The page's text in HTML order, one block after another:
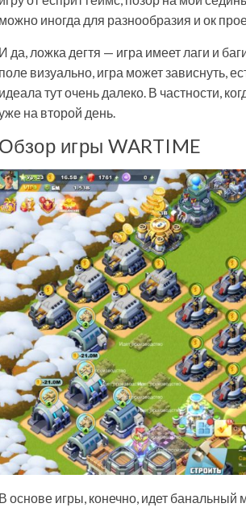
можно иногда для разнообразия и ок
И да, ложка дегтя — игра имеет лаги и
поле визуально, игра может зависнуть,
идеала тут очень далеко. В частности,
на второй день.
Обзор игры WARTIME
В основе игры, конечно, идет